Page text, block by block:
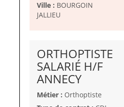
Ville : BOURGOIN
JALLIEU
ORTHOPTISTE
SALARIÉ H/F
ANNECY(Nouvelle
fenêtre)
Métier : Orthoptiste